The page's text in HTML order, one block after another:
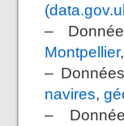
–
Montpellier,
–
navires,
–